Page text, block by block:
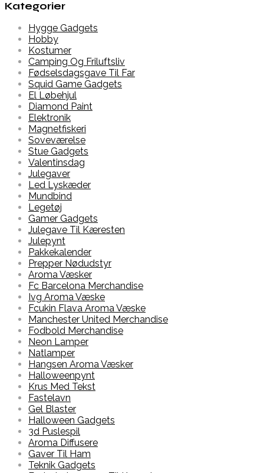
Kategorier
Hygge Gadgets
Hobby
Kostumer
Camping Og Friluftsliv
Fødselsdagsgave Til Far
Squid Game Gadgets
El Løbehjul
Diamond Paint
Elektronik
Magnetfiskeri
Soveværelse
Stue Gadgets
Valentinsdag
Julegaver
Led Lyskæder
Mundbind
Legetøj
Gamer Gadgets
Julegave Til Kæresten
Julepynt
Pakkekalender
Prepper Nødudstyr
Aroma Væsker
Fc Barcelona Merchandise
Ivg Aroma Væske
Fcukin Flava Aroma Væske
Manchester United Merchandise
Fodbold Merchandise
Neon Lamper
Natlamper
Hangsen Aroma Væsker
Halloweenpynt
Krus Med Tekst
Fastelavn
Gel Blaster
Halloween Gadgets
3d Puslespil
Aroma Diffusere
Gaver Til Ham
Teknik Gadgets